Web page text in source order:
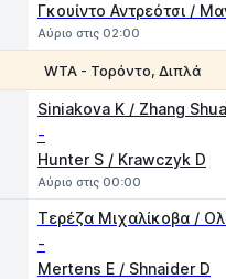
Γκουίντο Αντρεότσι /
Αύριο στις 02:00
WTA - Τορόντο, Διπλά
Siniakova K / Zhang
-
Hunter S / Krawczyk D
Αύριο στις 00:00
Τερέζα Μιχαλίκοβα /
-
Mertens E / Shnaider D